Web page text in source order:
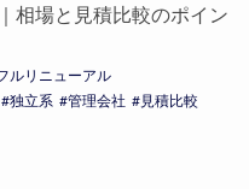
相場と見積比較のポイン
ルリニューアル
独立系 管理会社
見積比較